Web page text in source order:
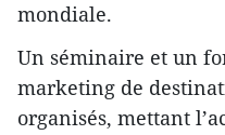
mondiale.
Un séminaire et un
marketing de
organisés, mettant